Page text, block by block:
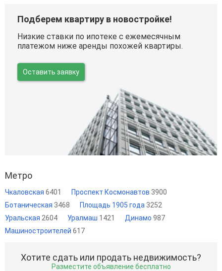
Подберем квартиру в новостройке!
Низкие ставки по ипотеке с ежемесячным
платежом ниже аренды похожей квартиры.
Оставить заявку
Метро
Чкаловская 6401 Проспект Космонавтов 3900
Ботаническая 3468 Площадь 1905 года 3252
Уральская 2604 Уралмаш 1421 Динамо 987
Машиностроителей 617
Хотите сдать или продать недвижимость?
Разместите объявление бесплатно